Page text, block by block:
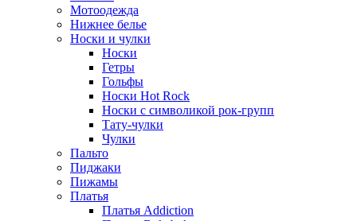
Мотоодежда
Нижнее белье
Носки и чулки
Носки
Гетры
Гольфы
Носки Hot Rock
Носки с символикой рок-групп
Тату-чулки
Чулки
Пальто
Пиджаки
Пижамы
Платья
Платья Addiction